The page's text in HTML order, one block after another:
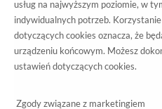
Wszystkie
Klapki
1127-4-
usług na najwyższym poziomie, w
indywidualnych potrzeb.
dotyczących cookies oznacza, że
urządzeniu końcowym. Możesz
ustawień dotyczących cookies.
Zgody związane z marketingiem